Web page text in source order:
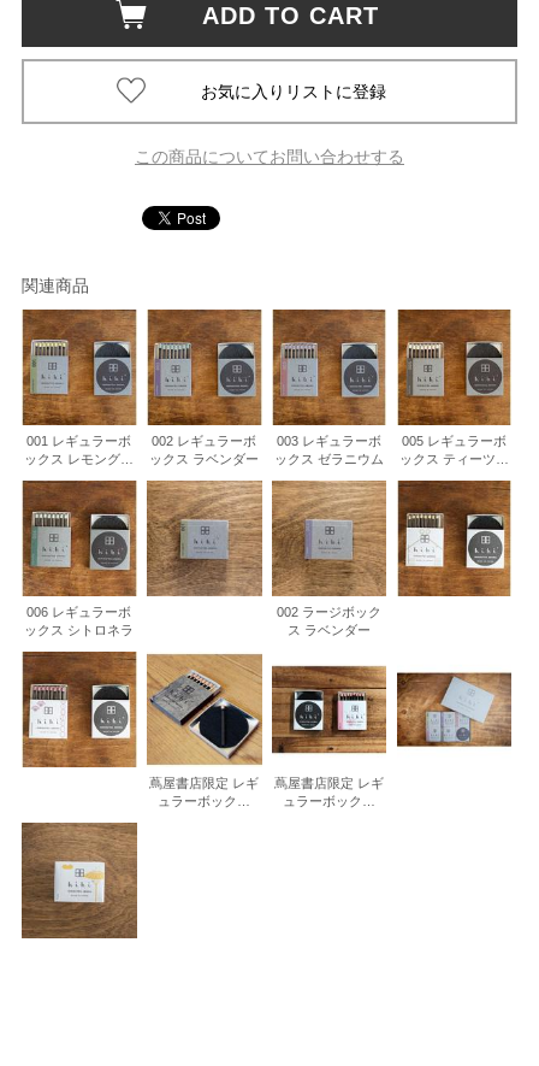
ADD TO CART
この商品についてお問い合わせする
関連商品
001 レギュラーボ
ックス レモングラ
002 レギュラーボ
ックス ラベンダー
003 レギュラーボ
ックス ゼラニウム
005 レギュラーボ
ックス ティーツリ
006 レギュラーボ
ックス シトロネラ
002 ラージボック
ス ラベンダー
蔦屋書店限定 レギ
ュラーボックス
蔦屋書店限定 レギ
ュラーボックス